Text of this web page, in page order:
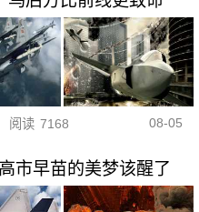
阅读 7168 08-05
市早苗的美梦该醒了